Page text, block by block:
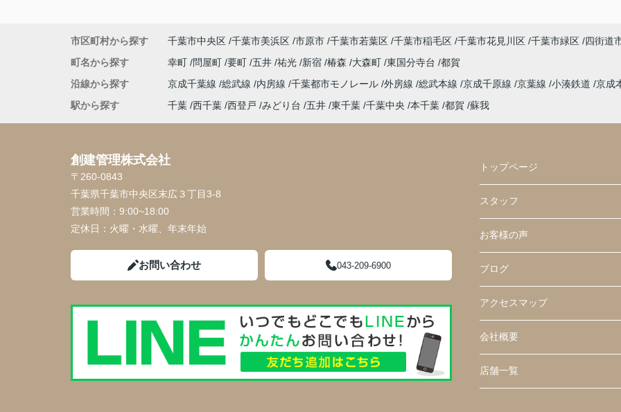
市区町村から探す 千葉市中央区 千葉市美浜区 市原市 千葉市若葉区 千葉市稲毛区 千葉市花見川区 千葉市緑区 四街道
町名から探す
幸町 問屋町 要町 五井 祐光 新宿 椿森 大森町 東国分寺台 都賀
沿線から探す
京成千葉線 総武線 内房線 千葉都市モノレール 外房線 総武本線 京成千原線 京葉線 小湊鉄道 京成
駅から探す
千葉 西千葉 西登戸 みどり台 五井 東千葉 千葉中央 本千葉 都賀 蘇我
創建管理株式会社
〒260-0843
千葉県千葉市中央区末広３丁目3-8
営業時間： 9:00~18:00
定休日： 火曜・水曜、年末年始
お問い合わせ 043-209-6900
トップページ
スタッフ
お客様の声
ブログ
アクセスマップ
会社概要
店舗一覧